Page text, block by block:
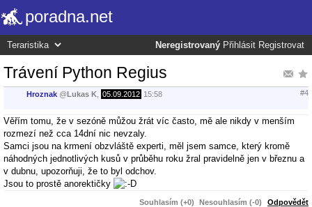
poradna.net
Neregistrovaný Přihlásit Registrovat
Trávení Python Regius
Hroznak @Lukas K 05.09.2012 15:58 #4
Věřím tomu, že v sezóně můžou žrát víc často, mě ale nikdy v menším
rozmezí než cca 14dní nic nevzaly.
Samci jsou na krmení obzvláště experti, měl jsem samce, který kromě
náhodných jednotlivých kusů v průběhu roku žral pravidelně jen v březnu a
v dubnu, upozorňuji, že to byl odchov.
Jsou to prostě anorektičky
Souhlasím (+0) Nesouhlasím (-0) Odpovědět